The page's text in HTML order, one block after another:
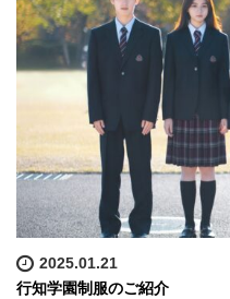
2025.01.21
行知学園制服のご紹介